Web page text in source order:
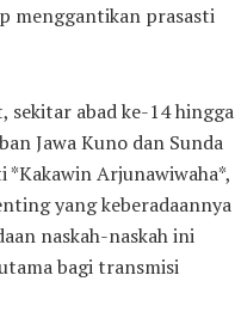
menggantikan prasasti
sekitar abad ke-14 hingga
Jawa Kuno dan Sunda
Arjunawiwaha*,
yang keberadaannya
naskah-naskah ini
bagi transmisi